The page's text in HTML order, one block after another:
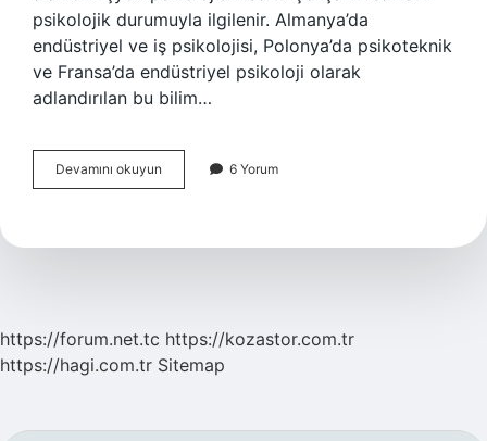
psikolojik durumuyla ilgilenir. Almanya’da
endüstriyel ve iş psikolojisi, Polonya’da psikoteknik
ve Fransa’da endüstriyel psikoloji olarak
adlandırılan bu bilim…
Devamını okuyun Personel
Psikolojisi
6 Yorum
https://forum.net.tc https://kozastor.com.tr
https://hagi.com.tr Sitemap